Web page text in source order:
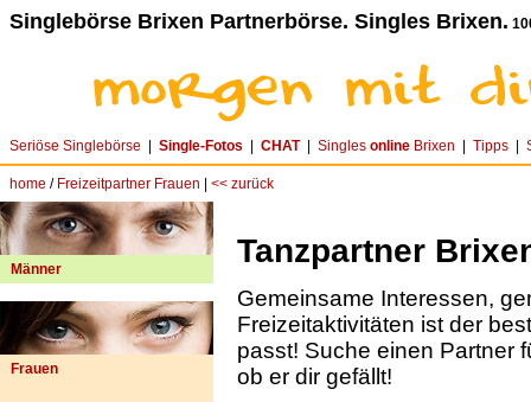
Singlebörse Brixen Partnerbörse. Singles Brixen.
Seriöse Singlebörse Single-Fotos CHAT| Singles online Brixen Tipps
home / Freizeitpartner Frauen << zurück
Männer
Frauen
Tanzpartner
Gemeinsame Interessen,
Freizeitaktivitäten ist der
passt! Suche einen Partner
ob er dir gefällt!